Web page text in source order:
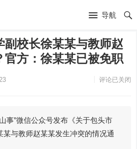
导航
副校长徐某某与教师赵
官方：徐某某已被免职
评论已关闭
事”微信公众号发布《关于包头市
某与教师赵某某发生冲突的情况通